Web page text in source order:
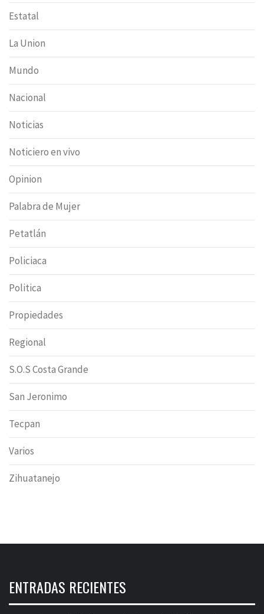
Estatal
La Union
Mundo
Nacional
Noticias
Noticiero en vivo
Opinion
Palabra de Mujer
Petatlán
Policiaca
Politica
Propiedades
Regional
S.O.S Costa Grande
San Jeronimo
Tecpan
Varios
Zihuatanejo
ENTRADAS RECIENTES